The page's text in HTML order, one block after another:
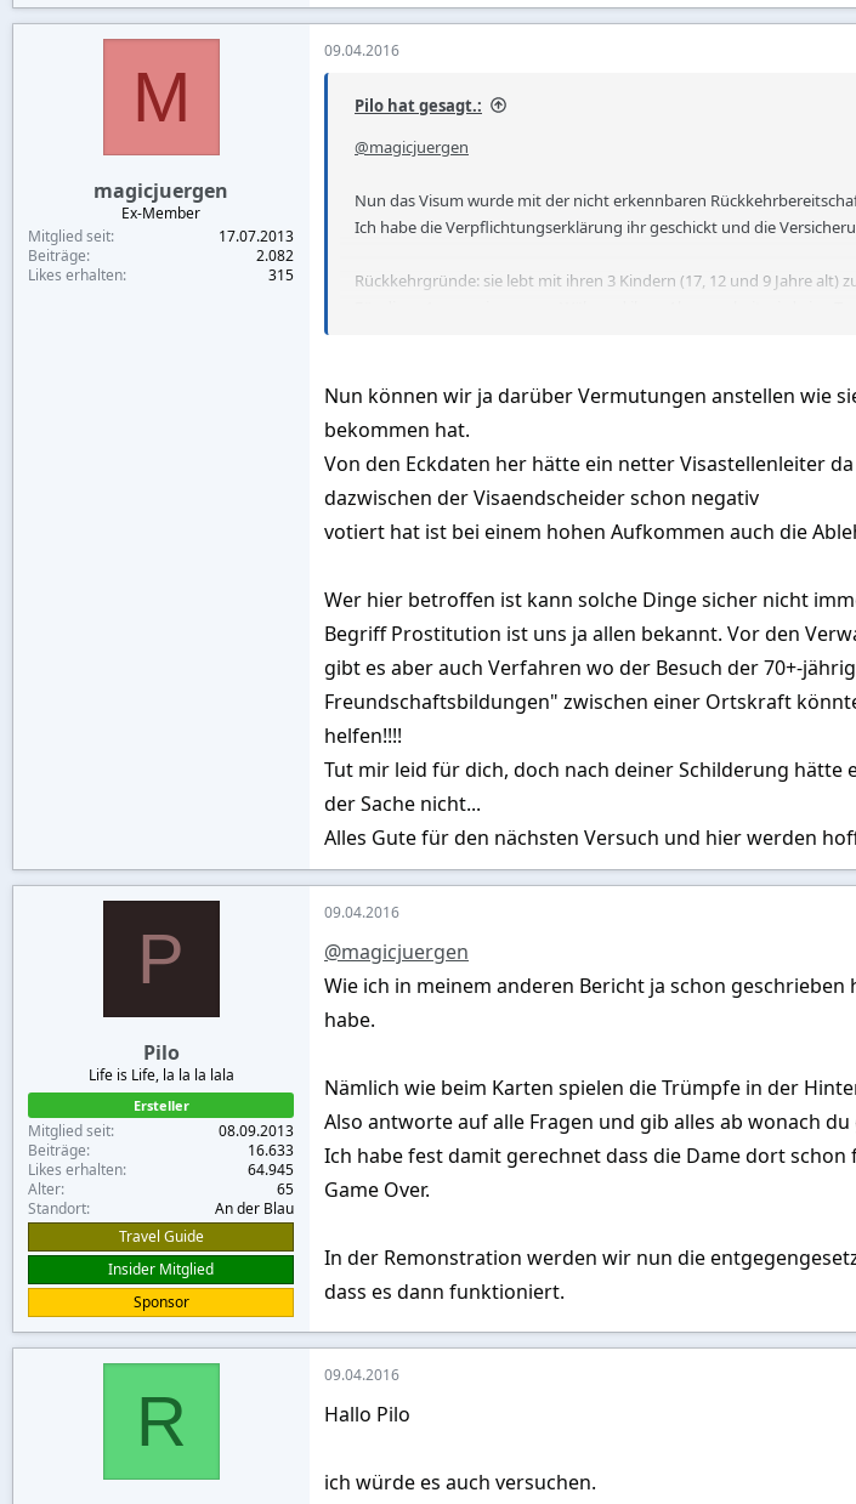
M
magicjuergen
Ex-Member
Mitglied seit
17.07.2013
Beiträge
2.082
Likes erhalten
315
09.04.2016
Pilo hat gesagt.:
@magicjuergen
Nun das Visum wurde mit der nicht erkennbaren
Ich habe die Verpflichtungserklärung ihr geschickt und die
Rückkehrgründe: sie lebt mit ihren 3 Kindern (17, 12 und 9 Jahre
Für diese 4 muss sie sorgen. Während ihrer Abwesenheit wird eine
Sie ist 34 Jahre alt.
Nun können wir ja darüber Vermutungen anstellen wie
bekommen hat.
Von den Eckdaten her hätte ein netter Visastellenleiter
dazwischen der Visaendscheider schon negativ
votiert hat ist bei einem hohen Aufkommen auch die
Wer hier betroffen ist kann solche Dinge sicher nicht
Begriff Prostitution ist uns ja allen bekannt. Vor den
gibt es aber auch Verfahren wo der Besuch der 70+-
Freundschaftsbildungen" zwischen einer Ortskraft
helfen!!!!
Tut mir leid für dich, doch nach deiner Schilderung
der Sache nicht...
Alles Gute für den nächsten Versuch und hier werden
P
Pilo
Life is Life, la la la lala
Ersteller
Mitglied seit
08.09.2013
Beiträge
16.633
Likes erhalten
64.945
Alter
65
Standort
An der Blau
Travel Guide
Insider Mitglied
Sponsor
09.04.2016
@magicjuergen
Wie ich in meinem anderen Bericht ja schon
habe.
Nämlich wie beim Karten spielen die Trümpfe in der
Also antworte auf alle Fragen und gib alles ab wonach
Ich habe fest damit gerechnet dass die Dame dort
Game Over.
In der Remonstration werden wir nun die
dass es dann funktioniert.
R
09.04.2016
Hallo Pilo
ich würde es auch versuchen.